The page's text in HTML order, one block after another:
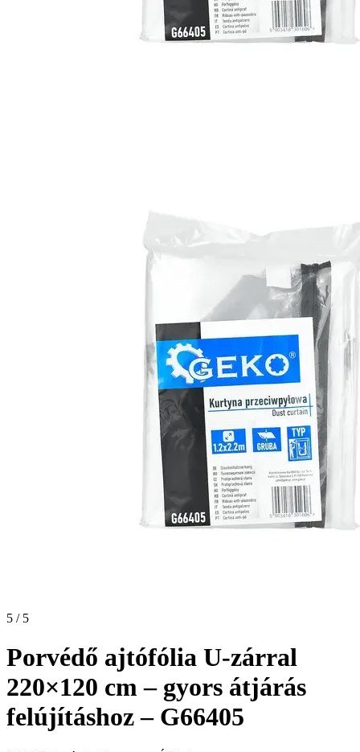
5 / 5
Porvédő ajtófólia U-zárral
220×120 cm – gyors átjárás
felújításhoz – G66405